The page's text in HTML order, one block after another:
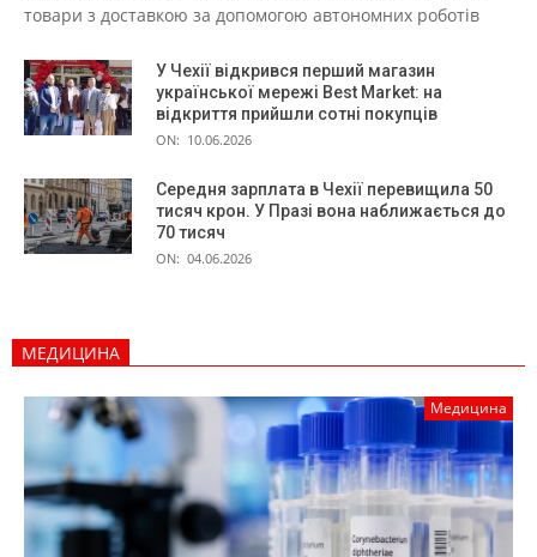
товари з доставкою за допомогою автономних роботів
У Чехії відкрився перший магазин
української мережі Best Market: на
відкриття прийшли сотні покупців
ON: 10.06.2026
Середня зарплата в Чехії перевищила 50
тисяч крон. У Празі вона наближається до
70 тисяч
ON: 04.06.2026
МЕДИЦИНА
Медицина